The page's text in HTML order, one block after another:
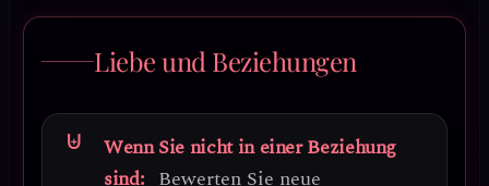
Liebe und Beziehungen
Wenn Sie nicht in einer Beziehung
sind: Bewerten Sie neue